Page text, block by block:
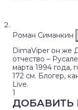
Роман Симанкин
DimaViper он же
отчество –
марта 1994 года,
172 см. Блогер,
Live.
1
ДОБАВИТЬ